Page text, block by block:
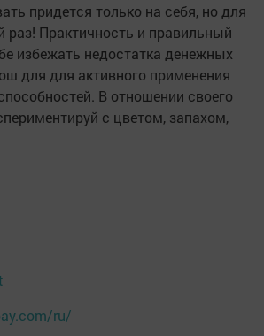
придется только на себя, но для
раз! Практичность и правильный
избежать недостатка денежных
для для активного применения
В отношении своего
с цветом, запахом,
ru/